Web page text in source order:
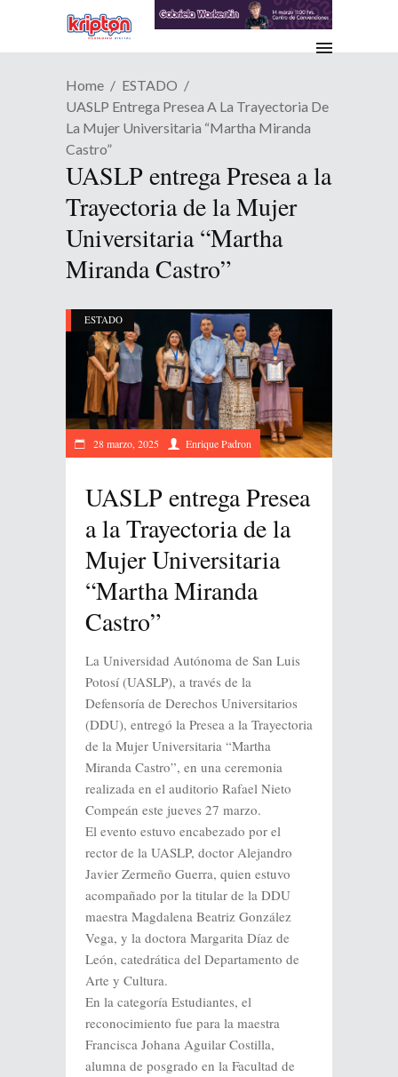
Home
ESTADO
UASLP Entrega Presea A La Trayectoria De
La Mujer Universitaria “Martha Miranda
Castro”
UASLP entrega Presea a la
Trayectoria de la Mujer
Universitaria “Martha
Miranda Castro”
ESTADO
28 marzo, 2025 Enrique Padron
UASLP entrega Presea
a la Trayectoria de la
Mujer Universitaria
“Martha Miranda
Castro”
La Universidad Autónoma de San Luis
Potosí (UASLP), a través de la
Defensoría de Derechos Universitarios
(DDU), entregó la Presea a la Trayectoria
de la Mujer Universitaria “Martha
Miranda Castro”, en una ceremonia
realizada en el auditorio Rafael Nieto
Compeán este jueves 27 marzo.
El evento estuvo encabezado por el
rector de la UASLP, doctor Alejandro
Javier Zermeño Guerra, quien estuvo
acompañado por la titular de la DDU
maestra Magdalena Beatriz González
Vega, y la doctora Margarita Díaz de
León, catedrática del Departamento de
Arte y Cultura.
En la categoría Estudiantes, el
reconocimiento fue para la maestra
Francisca Johana Aguilar Costilla,
alumna de posgrado en la Facultad de